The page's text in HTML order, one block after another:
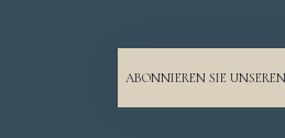
ABONNIEREN SIE